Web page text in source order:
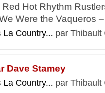
Hot Rhythm
Were the Vaqueros
La Country... par
Dave Stamey
La Country... par